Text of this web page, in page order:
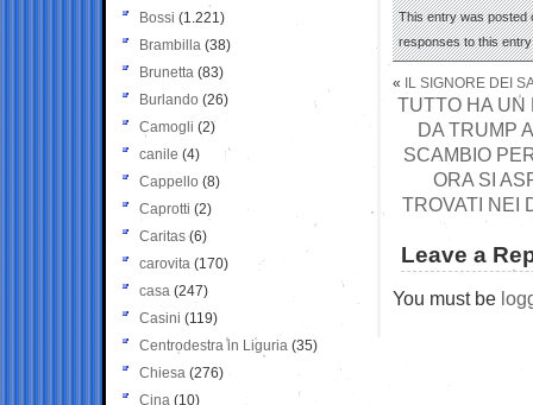
This entry was posted
responses to this
« IL SIGNORE DEI
TUTTO HA UN
DA TRUMP
SCAMBIO
ORA SI
TROVATI NEI
Leave a
You must be
Bossi (1.221)
Brambilla (38)
Brunetta (83)
Burlando (26)
Camogli (2)
canile (4)
Cappello (8)
Caprotti (2)
Caritas (6)
carovita (170)
casa (247)
Casini (119)
Centrodestra in Liguria (35)
Chiesa (276)
Cina (10)